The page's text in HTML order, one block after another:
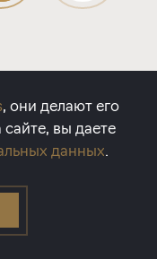
, они делают его
вы даете
данных.